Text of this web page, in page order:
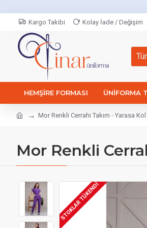
Kargo Takibi Kolay İade / Değişim
HEMŞIRE FORMASI ÜNIFORMA
Mor Renkli Cerrahi Takım - Yarasa Kol
Mor Renkli
STOKLAR TÜKENDI